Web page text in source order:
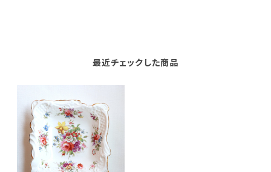
最近チェックした商品